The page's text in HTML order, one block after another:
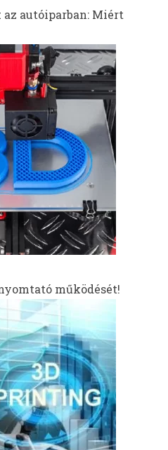
autóiparban: Miért
működését!